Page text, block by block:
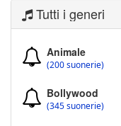
Tutti i generi
Animale
(200 suonerie)
Bollywood
(345 suonerie)